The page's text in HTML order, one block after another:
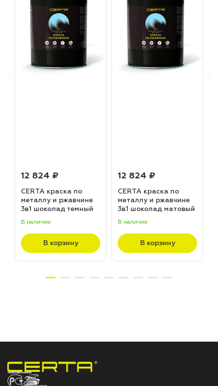
12 824 ₽
CERTA краска по
металлу и ржавчине
3в1 шоколад темный
(20,0кг)
В наличии
В корзину
12 824 ₽
CERTA краска по
металлу и ржавчине
3в1 шоколад матовый
В наличии
В корзину
НПП «СПЕКТР» ЗАВОД ЛАКОКРАСОЧНЫХ МАТЕРИАЛОВ